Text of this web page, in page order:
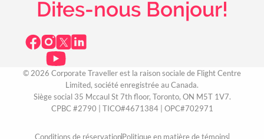
Dites-nous Bonjour!
© 2026 Corporate Traveller est la raison sociale de Flight Centre
Limited, société enregistrée au Canada.
Siège social 35 Mccaul St 7th floor, Toronto, ON M5T 1V7.
CPBC #2790 | TICO#4671384 | OPC#702971
Conditions de réservationPolitique en matière de témoins